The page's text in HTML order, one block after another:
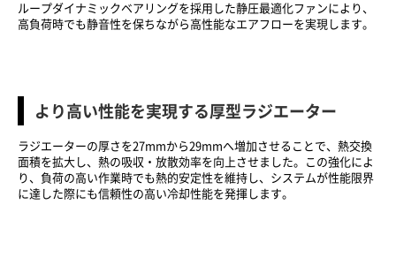
ループダイナミックベアリングを採用した静圧最適化ファンにより、
高負荷時でも静音性を保ちながら高性能なエアフローを実現します。
より高い性能を実現する厚型ラジエーター
ラジエーターの厚さを27mmから29mmへ増加させることで、熱交換
面積を拡大し、熱の吸収・放散効率を向上させました。この強化によ
り、負荷の高い作業時でも熱的安定性を維持し、システムが性能限界
に達した際にも信頼性の高い冷却性能を発揮します。